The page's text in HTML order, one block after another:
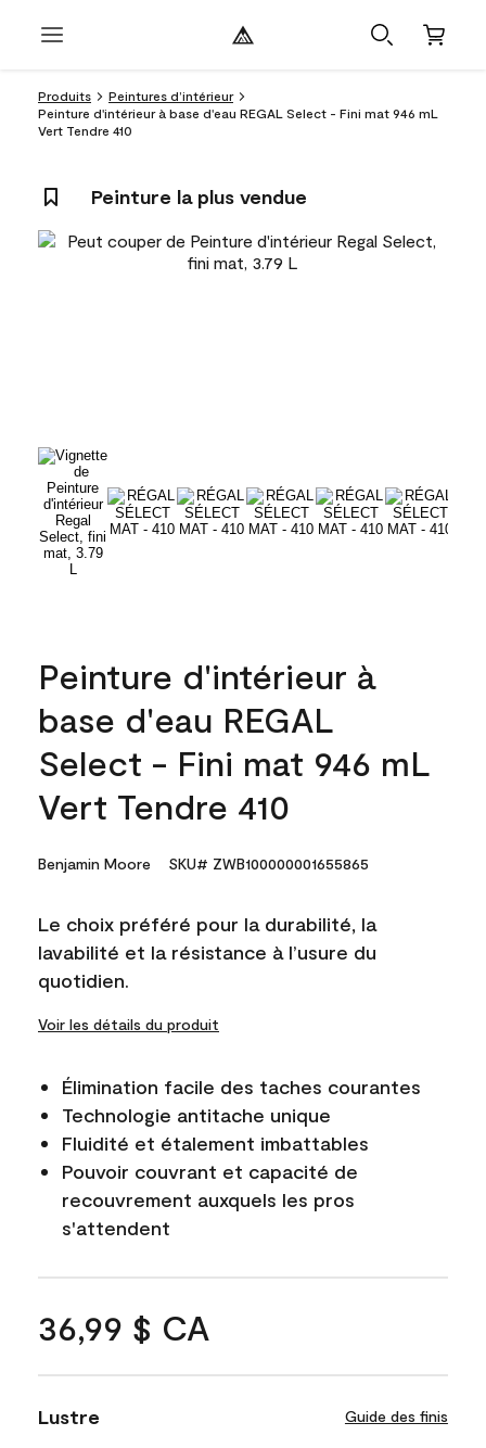
Produits
Peintures d’intérieur
Peinture d'intérieur à base d'eau REGAL Select - Fini mat 946 mL
Vert Tendre 410
Peinture la plus vendue
Peinture d'intérieur à
base d'eau REGAL
Select - Fini mat 946 mL
Vert Tendre 410
Benjamin Moore SKU# ZWB100000001655865
Le choix préféré pour la durabilité, la
lavabilité et la résistance à l’usure du
quotidien.
Voir les détails du produit
Élimination facile des taches courantes
Technologie antitache unique
Fluidité et étalement imbattables
Pouvoir couvrant et capacité de
recouvrement auxquels les pros
s'attendent
36,99 $ CA
Lustre Guide des finis